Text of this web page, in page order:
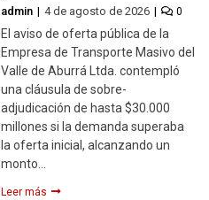
admin 4 de agosto de 2026 0
El aviso de oferta pública de la
Empresa de Transporte Masivo del
Valle de Aburrá Ltda. contempló
una cláusula de sobre-
adjudicación de hasta $30.000
millones si la demanda superaba
la oferta inicial, alcanzando un
monto…
Leer más